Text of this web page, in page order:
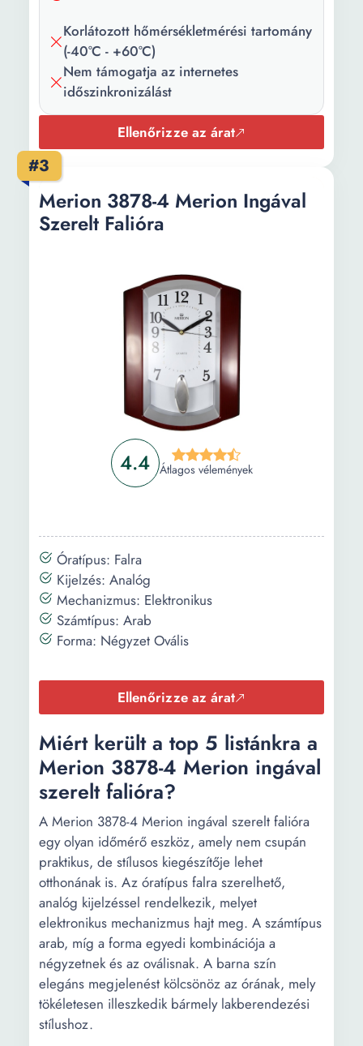
Korlátozott hőmérsékletmérési tartomány
(-40°C - +60°C)
Nem támogatja az internetes
időszinkronizálást
Ellenőrizze az árat
#3
4.4 Átlagos vélemények
Merion 3878-4 Merion Ingával
Szerelt Falióra
Óratípus: Falra
Kijelzés: Analóg
Mechanizmus: Elektronikus
Számtípus: Arab
Forma: Négyzet Ovális
Ellenőrizze az árat
Miért került a top 5 listánkra a
Merion 3878-4 Merion ingával
szerelt falióra?
A Merion 3878-4 Merion ingával szerelt falióra
egy olyan időmérő eszköz, amely nem csupán
praktikus, de stílusos kiegészítője lehet
otthonának is. Az óratípus falra szerelhető,
analóg kijelzéssel rendelkezik, melyet
elektronikus mechanizmus hajt meg. A számtípus
arab, míg a forma egyedi kombinációja a
négyzetnek és az oválisnak. A barna szín
elegáns megjelenést kölcsönöz az órának, mely
tökéletesen illeszkedik bármely lakberendezési
stílushoz.